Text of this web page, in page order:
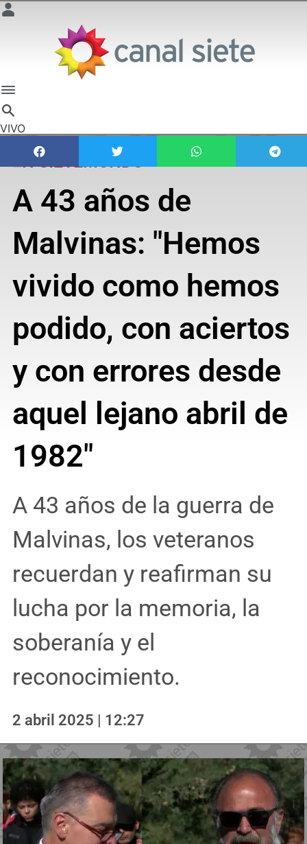
VIVO
EN SIETEMUNDO
A 43 años de
Malvinas: "Hemos
vivido como hemos
podido, con aciertos
y con errores desde
aquel lejano abril de
1982"
A 43 años de la guerra de
Malvinas, los veteranos
recuerdan y reafirman su
lucha por la memoria, la
soberanía y el
reconocimiento.
2 abril 2025 | 12:27